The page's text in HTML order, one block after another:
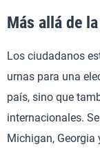
Más allá de
Los ciudadanos
urnas para una
país, sino que
internacionales.
Michigan, Georgia